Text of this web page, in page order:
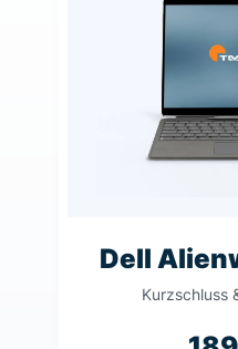
Dell
Kurzschluss